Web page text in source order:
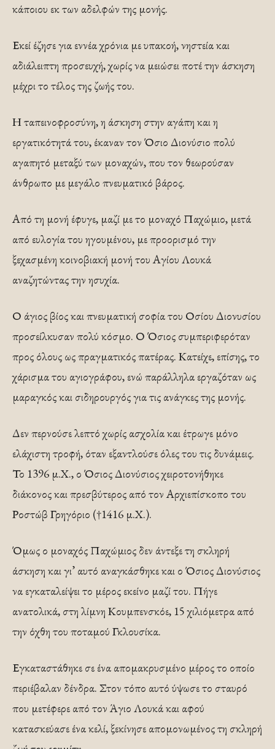
κάποιου εκ των αδελφών της μονής.
Εκεί έζησε για εννέα χρόνια με υπακοή, νηστεία και
αδιάλειπτη προσευχή, χωρίς να μειώσει ποτέ την άσκηση
μέχρι το τέλος της ζωής του.
Η ταπεινοφροσύνη, η άσκηση στην αγάπη και η
εργατικότητά του, έκαναν τον Όσιο Διονύσιο πολύ
αγαπητό μεταξύ των μοναχών, που τον θεωρούσαν
άνθρωπο με μεγάλο πνευματικό βάρος.
Από τη μονή έφυγε, μαζί με το μοναχό Παχώμιο, μετά
από ευλογία του ηγουμένου, με προορισμό την
ξεχασμένη κοινοβιακή μονή του Αγίου Λουκά
αναζητώντας την ησυχία.
Ο άγιος βίος και πνευματική σοφία του Οσίου Διονυσίου
προσείλκυσαν πολύ κόσμο. Ο Όσιος συμπεριφερόταν
προς όλους ως πραγματικός πατέρας. Κατείχε, επίσης, το
χάρισμα του αγιογράφου, ενώ παράλληλα εργαζόταν ως
μαραγκός και σιδηρουργός για τις ανάγκες της μονής.
Δεν περνούσε λεπτό χωρίς ασχολία και έτρωγε μόνο
ελάχιστη τροφή, όταν εξαντλούσε όλες του τις δυνάμεις.
Το 1396 μ.Χ., ο Όσιος Διονύσιος χειροτονήθηκε
διάκονος και πρεσβύτερος από τον Αρχιεπίσκοπο του
Ροστώβ Γρηγόριο (†1416 μ.Χ.).
Όμως ο μοναχός Παχώμιος δεν άντεξε τη σκληρή
άσκηση και γι’ αυτό αναγκάσθηκε και ο Όσιος Διονύσιος
να εγκαταλείψει το μέρος εκείνο μαζί του. Πήγε
ανατολικά, στη λίμνη Κουμπενσκόε, 15 χιλιόμετρα από
την όχθη του ποταμού Γκλουσίκα.
Εγκαταστάθηκε σε ένα απομακρυσμένο μέρος το οποίο
περιέβαλαν δένδρα. Στον τόπο αυτό ύψωσε το σταυρό
που μετέφερε από τον Άγιο Λουκά και αφού
κατασκεύασε ένα κελί, ξεκίνησε απομονωμένος τη σκληρή